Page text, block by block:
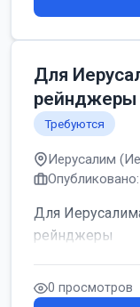
Для
рейнджеры
Требуются
Иерусалим
Для
рейнджеры
0 просмотров